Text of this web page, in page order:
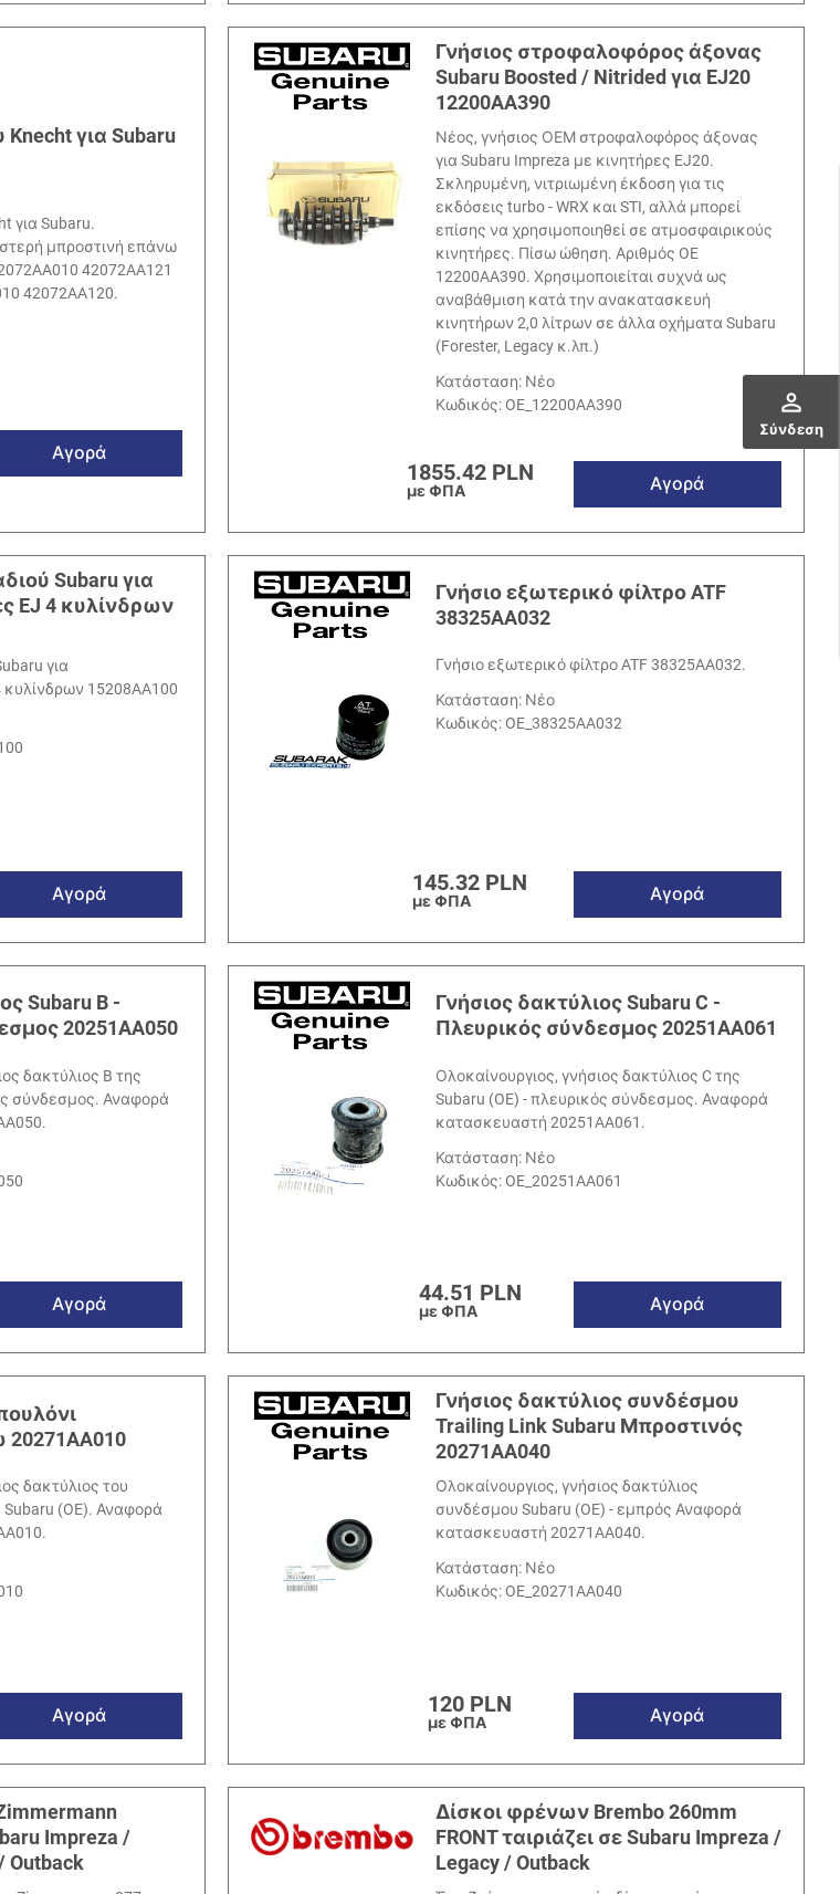
perm_identity
Σύνδεση
για Subaru
για Subaru.
μπροστινή επάνω
42072AA121
42072AA120.
Αγορά
Γνήσιος στροφαλοφόρος άξονας
Subaru Boosted / Nitrided για EJ20
12200AA390
Νέος, γνήσιος ΟΕΜ στροφαλοφόρος άξονας
για Subaru Impreza με κινητήρες EJ20.
Σκληρυμένη, νιτριωμένη έκδοση για τις
εκδόσεις turbo - WRX και STI, αλλά μπορεί
επίσης να χρησιμοποιηθεί σε ατμοσφαιρικούς
κινητήρες. Πίσω ώθηση. Αριθμός OE
12200AA390. Χρησιμοποιείται συχνά ως
αναβάθμιση κατά την ανακατασκευή
κινητήρων 2,0 λίτρων σε άλλα οχήματα Subaru
(Forester, Legacy κ.λπ.)
Κατάσταση: Νέο
Κωδικός:OE_12200AA390
1855.42 PLN
με ΦΠΑ Αγορά
Subaru για
EJ 4 κυλίνδρων
για
κυλίνδρων 15208AA100
Αγορά
Γνήσιο εξωτερικό φίλτρο ATF
38325AA032
Γνήσιο εξωτερικό φίλτρο ATF 38325AA032.
Κατάσταση: Νέο
Κωδικός:OE_38325AA032
145.32 PLN
με ΦΠΑ Αγορά
Subaru B -
20251AA050
δακτύλιος B της
σύνδεσμος. Αναφορά
Αγορά
Γνήσιος δακτύλιος Subaru C -
Πλευρικός σύνδεσμος 20251AA061
Ολοκαίνουργιος, γνήσιος δακτύλιος C της
Subaru (OE) - πλευρικός σύνδεσμος. Αναφορά
κατασκευαστή 20251AA061.
Κατάσταση: Νέο
Κωδικός:OE_20251AA061
44.51 PLN
με ΦΠΑ Αγορά
δακτύλιος του
Subaru (OE). Αναφορά
Αγορά
Γνήσιος δακτύλιος συνδέσμου
Trailing Link Subaru Μπροστινός
20271AA040
Ολοκαίνουργιος, γνήσιος δακτύλιος
συνδέσμου Subaru (OE) - εμπρός Αναφορά
κατασκευαστή 20271AA040.
Κατάσταση: Νέο
Κωδικός:OE_20271AA040
120 PLN
με ΦΠΑ Αγορά
Impreza /
Outback
Δίσκοι φρένων Brembo 260mm
FRONT ταιριάζει σε Subaru Impreza /
Legacy / Outback